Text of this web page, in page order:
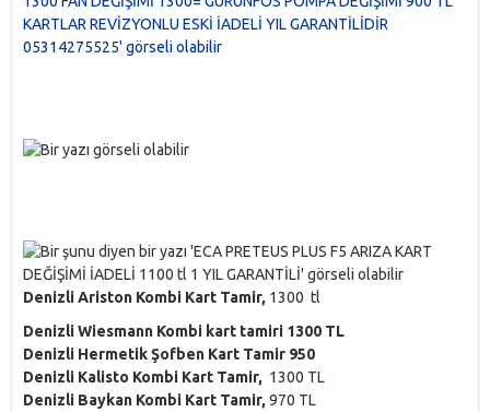
Denizli Ariston Kombi Kart Tamir, 1300 tl
Denizli Wiesmann Kombi kart tamiri 1300 TL
Denizli Hermetik Şofben Kart Tamir 950
Denizli Kalisto Kombi Kart Tamir, 1300 TL
Denizli Baykan Kombi Kart Tamir, 970 TL